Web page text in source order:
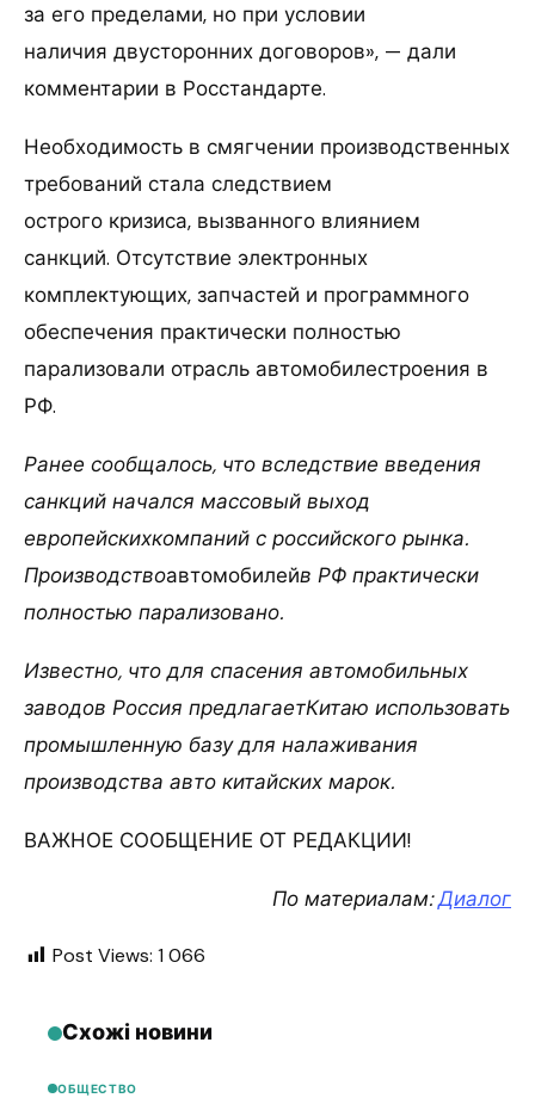
за его пределами, но при условии
наличия двусторонних договоров», — дали
комментарии в Росстандарте.
Необходимость в смягчении производственных
требований стала следствием
острого кризиса, вызванного влиянием
санкций. Отсутствие электронных
комплектующих, запчастей и программного
обеспечения практически полностью
парализовали отрасль автомобилестроения в
РФ.
Ранее сообщалось, что вследствие введения
санкций начался массовый выход
европейскихкомпаний с российского рынка.
Производствоавтомобилейв РФ практически
полностью парализовано.
Известно, что для спасения автомобильных
заводов Россия предлагаетКитаю использовать
промышленную базу для налаживания
производства авто китайских марок.
ВАЖНОЕ СООБЩЕНИЕ ОТ РЕДАКЦИИ!
По материалам:Диалог
Post Views: 1 066
Схожі новини
ОБЩЕСТВО